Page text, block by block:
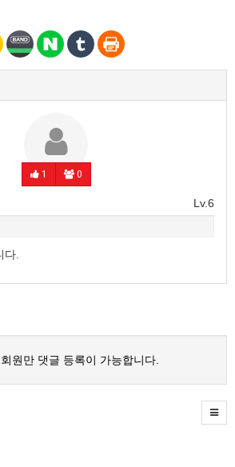
1 0
Lv.6
다.
원만 댓글 등록이 가능합니다.